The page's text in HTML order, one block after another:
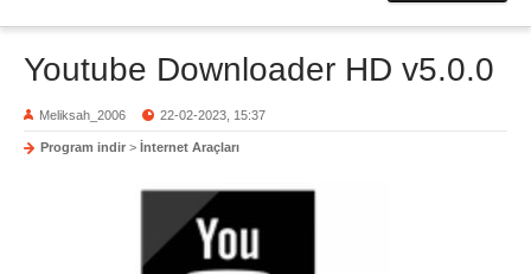
Youtube Downloader HD v5.0.0
Meliksah_2006 22-02-2023, 15:37
Program indir > İnternet Araçları